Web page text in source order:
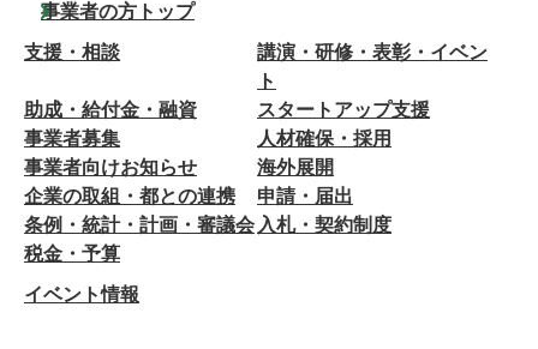
事業者の方トップ
支援・相談
講演・研修・表彰・イベン
ト
助成・給付金・融資
スタートアップ支援
事業者募集
人材確保・採用
事業者向けお知らせ
海外展開
企業の取組・都との連携
申請・届出
条例・統計・計画・審議会 入札・契約制度
税金・予算
イベント情報